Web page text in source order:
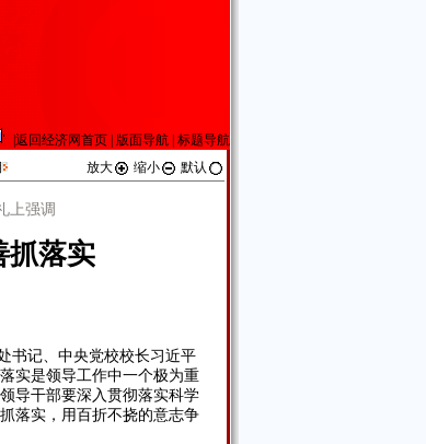
返回经济网首页 版面导航 标题导航
放大 缩小 默认
上强调
抓落实
书记、中央党校校长习近平
实是领导工作中一个极为重
导干部要深入贯彻落实科学
落实，用百折不挠的意志争